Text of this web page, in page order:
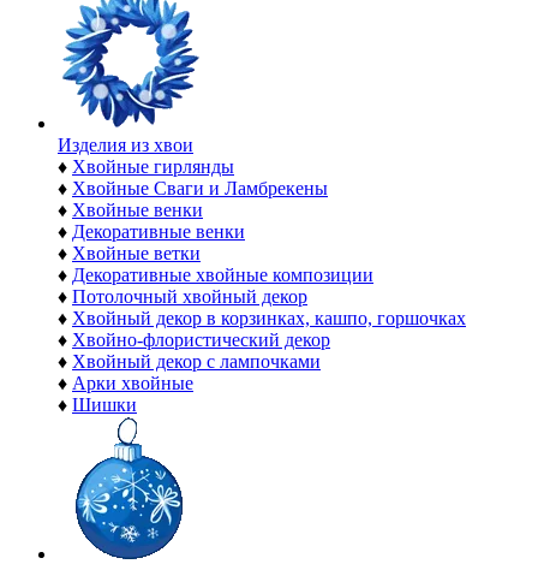
Изделия из хвои
♦ Хвойные гирлянды
♦ Хвойные Сваги и Ламбрекены
♦ Хвойные венки
♦ Декоративные венки
♦ Хвойные ветки
♦ Декоративные хвойные композиции
♦ Потолочный хвойный декор
♦ Хвойный декор в корзинках, кашпо, горшочках
♦ Хвойно-флористический декор
♦ Хвойный декор с лампочками
♦ Арки хвойные
♦ Шишки